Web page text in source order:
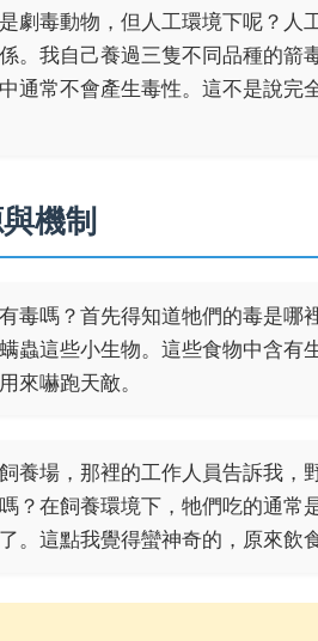
劇毒動物，但人工環境下呢？人
。我自己養過三隻不同品種的箭
通常不會產生毒性。這不是說完
機制
毒嗎？首先得知道牠們的毒是哪
蟲這些小生物。這些食物中含有
來嚇跑天敵。
養場，那裡的工作人員告訴我，
？在飼養環境下，牠們吃的通常
。這點我覺得蠻神奇的，原來飲